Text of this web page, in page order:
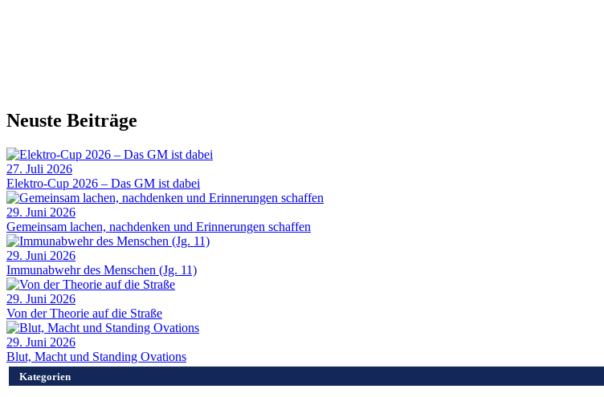
Neuste Beiträge
27. Juli 2026
Elektro-Cup 2026 – Das GM ist dabei
29. Juni 2026
Gemeinsam lachen, nachdenken und Erinnerungen schaffen
29. Juni 2026
Immunabwehr des Menschen (Jg. 11)
29. Juni 2026
Von der Theorie auf die Straße
29. Juni 2026
Blut, Macht und Standing Ovations
Kategorien